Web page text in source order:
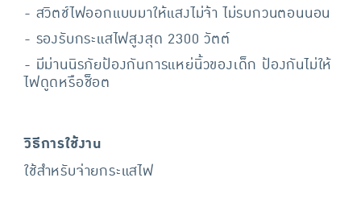
- สวิตช์ไฟออกแบบมาให้แสงไม่จ้า ไม่รบกวนตอนนอน
- รองรับกระแสไฟสูงสุด 2300 วัตต์
- มีม่านนิรภัยป้องกันการแหย่นิ้วของเด็ก ป้องกันไม่ให้
ไฟดูดหรือช็อต
วิธีการใช้งาน
ใช้สำหรับจ่ายกระแสไฟ